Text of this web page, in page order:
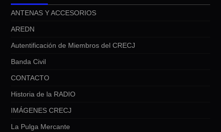
ANTENAS Y ACCESORIOS
AREDN
Autentificación de Miembros del CRECJ
Banda Civil
CONTACTO
Historia de la RADIO
IMÁGENES CRECJ
La Pulga Mercante